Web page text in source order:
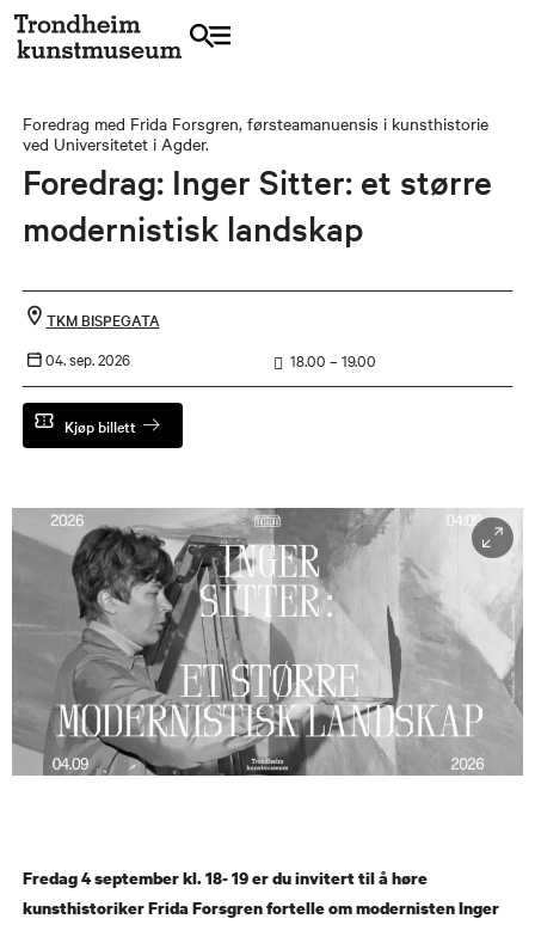
Foredrag med Frida Forsgren, førsteamanuensis i kunsthistorie
ved Universitetet i Agder.
Foredrag: Inger Sitter: et større
modernistisk landskap
TKM BISPEGATA
04. sep. 2026
18.00 – 19.00
Kjøp billett
Fredag 4 september kl. 18- 19 er du invitert til å høre
kunsthistoriker Frida Forsgren fortelle om modernisten Inger